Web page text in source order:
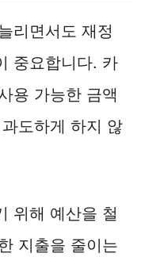
리면서도 재정
중요합니다. 카
용 가능한 금액
도하게 하지 않
위해 예산을 철
지출을 줄이는